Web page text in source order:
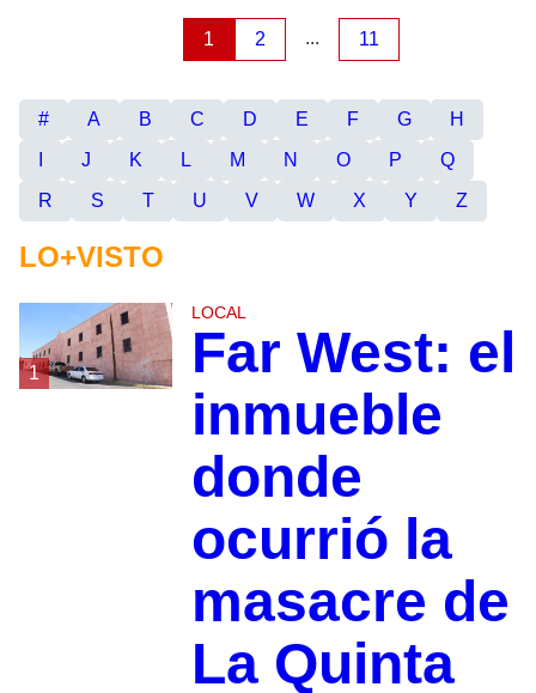
1 2 ... 11
# A B C D E F G
H
J K L M N O P
Q
R
S T U V W X Y Z
LO+VISTO
1
LOCAL
Far West: el
inmueble
donde
ocurrió la
masacre de
La Quinta